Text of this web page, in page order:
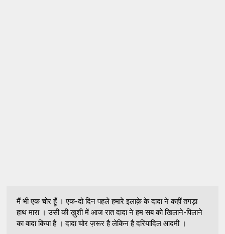
मैं भी एक चोर हूँ । एक-दो दिन पहले हमारे इलाक़े के दादा ने कहीं तगड़ा
हाथ मारा । उसी की ख़ुशी में आज रात दादा ने हम सब को खिलाने-पिलाने
का वादा किया है । दादा चोर ज़रूर है लेकिन है दरियादिल आदमी ।